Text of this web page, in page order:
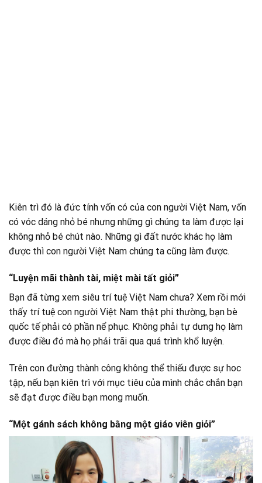
Kiên trì đó là đức tính vốn có của con người Việt Nam, vốn
có vóc dáng nhỏ bé nhưng những gì chúng ta làm được lại
không nhỏ bé chút nào. Những gì đất nước khác họ làm
được thì con người Việt Nam chúng ta cũng làm được.
“Luyện mãi thành tài, miệt mài tất giỏi”
Bạn đã từng xem siêu trí tuệ Việt Nam chưa? Xem rồi mới
thấy trí tuệ con người Việt Nam thật phi thường, bạn bè
quốc tế phải có phần nể phục. Không phải tự dưng họ làm
được điều đó mà họ phải trãi qua quá trình khổ luyện.
Trên con đường thành công không thể thiếu được sự hoc
tập, nếu bạn kiên trì với mục tiêu của mình chắc chắn bạn
sẽ đạt được điều bạn mong muốn.
“Một gánh sách không bằng một giáo viên giỏi”